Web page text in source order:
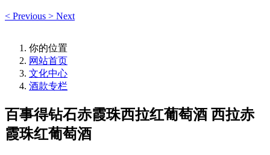
< Previous > Next
你的位置
网站首页
文化中心
酒款专栏
百事得钻石赤霞珠西拉红葡萄酒 西拉赤
霞珠红葡萄酒